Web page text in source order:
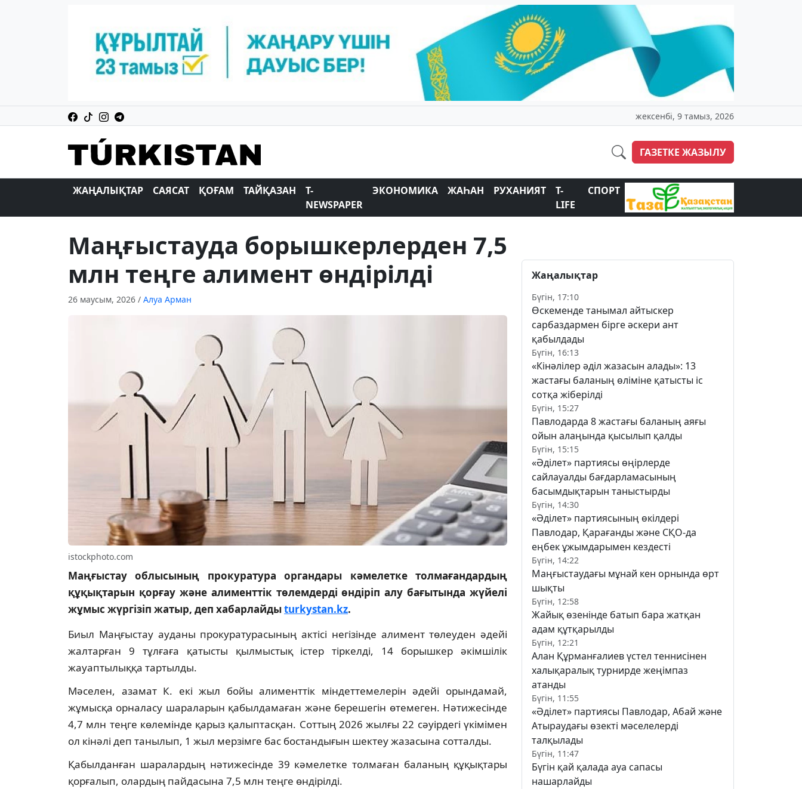
жексенбі, 9 тамыз, 2026
ГАЗЕТКЕ ЖАЗЫЛУ
ЖАҢАЛЫҚТАР САЯСАТ ҚОҒАМ ТАЙҚАЗАН
T-
NEWSPAPER
ЭКОНОМИКА ЖАҺАН РУХАНИЯТ
T-
LIFE
СПОРТ
Маңғыстауда борышкерлерден 7,5
млн теңге алимент өндірілді
26 маусым, 2026 / Алуа Арман
istockphoto.com
Маңғыстау облысының прокуратура органдары кәмелетке толмағандардың
құқықтарын қорғау және алименттік төлемдерді өндіріп алу бағытында жүйелі
жұмыс жүргізіп жатыр, деп хабарлайдыturkystan.kz.
Биыл Маңғыстау ауданы прокуратурасының актісі негізінде алимент төлеуден әдейі
жалтарған 9 тұлғаға қатысты қылмыстық істер тіркелді, 14 борышкер әкімшілік
жауаптылыққа тартылды.
Мәселен, азамат К. екі жыл бойы алименттік міндеттемелерін әдейі орындамай,
жұмысқа орналасу шараларын қабылдамаған және берешегін өтемеген. Нәтижесінде
4,7 млн теңге көлемінде қарыз қалыптасқан. Соттың 2026 жылғы 22 сәуірдегі үкімімен
ол кінәлі деп танылып, 1 жыл мерзімге бас бостандығын шектеу жазасына сотталды.
Қабылданған шаралардың нәтижесінде 39 кәмелетке толмаған баланың құқықтары
қорғалып, олардың пайдасына 7,5 млн теңге өндірілді.
Жаңалықтар
Бүгін, 17:10
Өскеменде танымал айтыскер
сарбаздармен бірге әскери ант
қабылдады
Бүгін, 16:13
«Кінәлілер әділ жазасын алады»: 13
жастағы баланың өліміне қатысты іс
сотқа жіберілді
Бүгін, 15:27
Павлодарда 8 жастағы баланың аяғы
ойын алаңында қысылып қалды
Бүгін, 15:15
«Әділет» партиясы өңірлерде
сайлауалды бағдарламасының
басымдықтарын таныстырды
Бүгін, 14:30
«Әділет» партиясының өкілдері
Павлодар, Қарағанды және СҚО-да
еңбек ұжымдарымен кездесті
Бүгін, 14:22
Маңғыстаудағы мұнай кен орнында өрт
шықты
Бүгін, 12:58
Жайық өзенінде батып бара жатқан
адам құтқарылды
Бүгін, 12:21
Алан Құрманғалиев үстел теннисінен
халықаралық турнирде жеңімпаз
атанды
Бүгін, 11:55
«Әділет» партиясы Павлодар, Абай және
Атыраудағы өзекті мәселелерді
талқылады
Бүгін, 11:47
Бүгін қай қалада ауа сапасы
нашарлайды